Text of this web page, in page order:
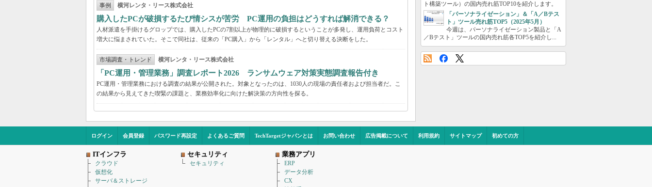
事例 横河レンタ・リース株式会社
購入したPCが破損するたび情シスが苦労 PC運用の負担はどうすれば解消できる？
人材派遣を手掛けるグロップでは、購入したPCの7割以上が物理的に破損するということが多発し、運用負荷とコスト
増大に悩まされていた。そこで同社は、従来の「PC購入」から「レンタル」へと切り替える決断をした。
市場調査・トレンド 横河レンタ・リース株式会社
「PC運用・管理業務」調査レポート2026 ランサムウェア対策実態調査報告付き
PC運用・管理業務における調査の結果が公開された。対象となったのは、1030人の現場の責任者および担当者だ。こ
の結果から見えてきた喫緊の課題と、業務効率化に向けた解決策の方向性を探る。
ト構築ツール）の国内売れ筋TOP10を紹介します。
「パーソナライゼーション」＆「A／Bテス
ト」ツール売れ筋TOP5（2025年5月）
今週は、パーソナライゼーション製品と「A
／Bテスト」ツールの国内売れ筋各TOP5を紹介し...
ログイン 会員登録 パスワード再設定 よくあるご質問 TechTargetジャパンとは お問い合わせ 広告掲載について 利用規約 サイトマップ 初めての方
ITインフラ
クラウド
仮想化
サーバ＆ストレージ
セキュリティ
セキュリティ
業務アプリ
ERP
データ分析
CX